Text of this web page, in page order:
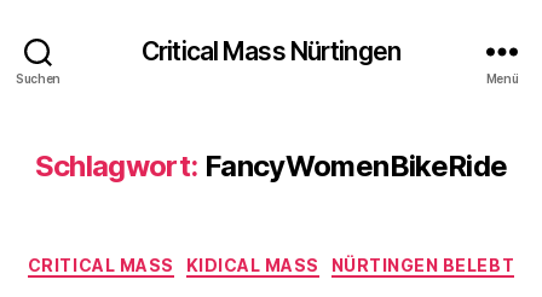
Suchen
Critical Mass Nürtingen
Menü
Schlagwort: FancyWomenBikeRide
Kategorien
CRITICAL MASS KIDICAL MASS NÜRTINGEN BELEBT